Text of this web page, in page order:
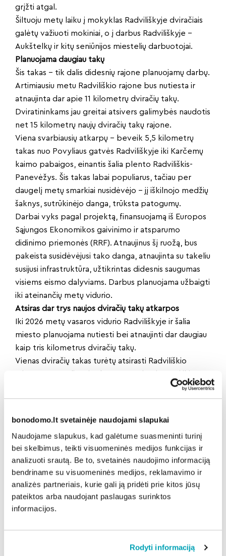
bonodomo.lt svetainėje naudojami slapukai
Naudojame slapukus, kad galėtume suasmeninti turinį
bei skelbimus, teikti visuomeninės medijos funkcijas ir
analizuoti srautą. Be to, svetainės naudojimo informaciją
bendriname su visuomeninės medijos, reklamavimo ir
analizės partneriais, kurie gali ją pridėti prie kitos jūsų
pateiktos arba naudojant paslaugas surinktos
informacijos.
Rodyti informaciją
grįžti atgal.
Šiltuoju metų laiku į mokyklas Radviliškyje dviračiais
galėtų važiuoti mokiniai, o į darbus Radviliškyje –
Aukštelkų ir kitų seniūnijos miestelių darbuotojai.
Planuojama daugiau takų
Šis takas – tik dalis didesnių rajone planuojamų darbų.
Artimiausiu metu Radviliškio rajone bus nutiesta ir
atnaujinta dar apie 11 kilometrų dviračių takų.
Dviratininkams jau greitai atsivers galimybės naudotis
net 15 kilometrų naujų dviračių takų rajone.
Viena svarbiausių atkarpų – beveik 5,5 kilometrų
takas nuo Povyliaus gatvės Radviliškyje iki Karčemų
kaimo pabaigos, einantis šalia plento Radviliškis-
Panevėžys. Šis takas labai populiarus, tačiau per
daugelį metų smarkiai nusidėvėjo – jį iškilnojo medžių
šaknys, sutrūkinėjo danga, trūksta patogumų.
Darbai vyks pagal projektą, finansuojamą iš Europos
Sąjungos Ekonomikos gaivinimo ir atsparumo
didinimo priemonės (RRF). Atnaujinus šį ruožą, bus
pakeista susidėvėjusi tako danga, atnaujinta su takeliu
susijusi infrastruktūra, užtikrintas didesnis saugumas
visiems eismo dalyviams. Darbus planuojama užbaigti
iki ateinančių metų vidurio.
Atsiras dar trys naujos dviračių takų atkarpos
Iki 2026 metų vasaros vidurio Radviliškyje ir šalia
miesto planuojama nutiesti bei atnaujinti dar daugiau
kaip tris kilometrus dviračių takų.
Vienas dviračių takas turėtų atsirasti Radviliškio
sodų. Alyvų gatvėje esantis dviračių takas bus
pratęstas į Kutiškius. Atnaujinimo sulauks ir
Drieksis palei Niauduvos upelį
Šeduvos miesto kultūros ir gamtos objektus į
vientisą lankytiną maršrutą sujungs daugiau nei 3
kilometrų ilgio pėsčiųjų-dviračių takas.
Pasivaikščiojimo ar važiavimo dviračiu maršrutas
drieksis palei Niauduvos upelį ir ves pro Trijų kryžių
Šeduvos gimnaziją ir muziejų „Dingęs Štetlas“, kuris